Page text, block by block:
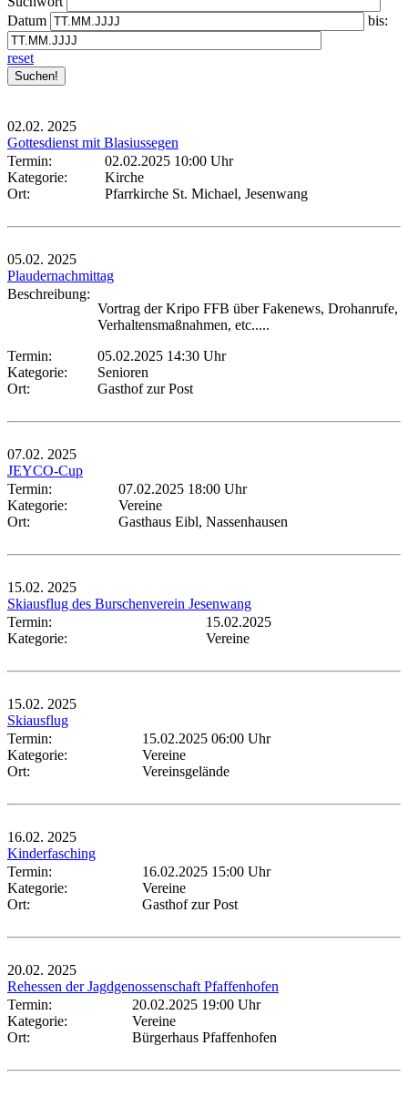
Datum
bis:
reset
02.02. 2025
Gottesdienst mit Blasiussegen
Termin:
02.02.2025 10:00 Uhr
Kategorie:
Kirche
Ort:
Pfarrkirche St. Michael, Jesenwang
05.02. 2025
Plaudernachmittag
Beschreibung:
Vortrag der Kripo FFB über Fakenews, Drohanrufe,
Verhaltensmaßnahmen, etc.....
Termin:
05.02.2025 14:30 Uhr
Kategorie:
Senioren
Ort:
Gasthof zur Post
07.02. 2025
JEYCO-Cup
Termin:
07.02.2025 18:00 Uhr
Kategorie:
Vereine
Ort:
Gasthaus Eibl, Nassenhausen
15.02. 2025
Skiausflug des Burschenverein Jesenwang
Termin:
15.02.2025
Kategorie:
Vereine
15.02. 2025
Skiausflug
Termin:
15.02.2025 06:00 Uhr
Kategorie:
Vereine
Ort:
Vereinsgelände
16.02. 2025
Kinderfasching
Termin:
16.02.2025 15:00 Uhr
Kategorie:
Vereine
Ort:
Gasthof zur Post
20.02. 2025
Rehessen der Jagdgenossenschaft Pfaffenhofen
Termin:
20.02.2025 19:00 Uhr
Kategorie:
Vereine
Ort:
Bürgerhaus Pfaffenhofen